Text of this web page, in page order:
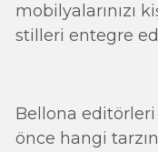
mobilyalarınızı
stilleri entegre
Bellona
önce hangi